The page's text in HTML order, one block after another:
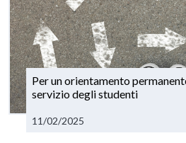
Per un orientamento
servizio degli studenti
11/02/2025